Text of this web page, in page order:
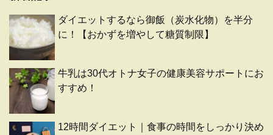
ダイエットするなら御飯（炭水化物）を半分
に！【おかずを増やして糖質制限】
牛乳は30代オトナ女子の健康美容サポートにお
すすめ！
12時間ダイエット｜食事の時間をしっかり決め